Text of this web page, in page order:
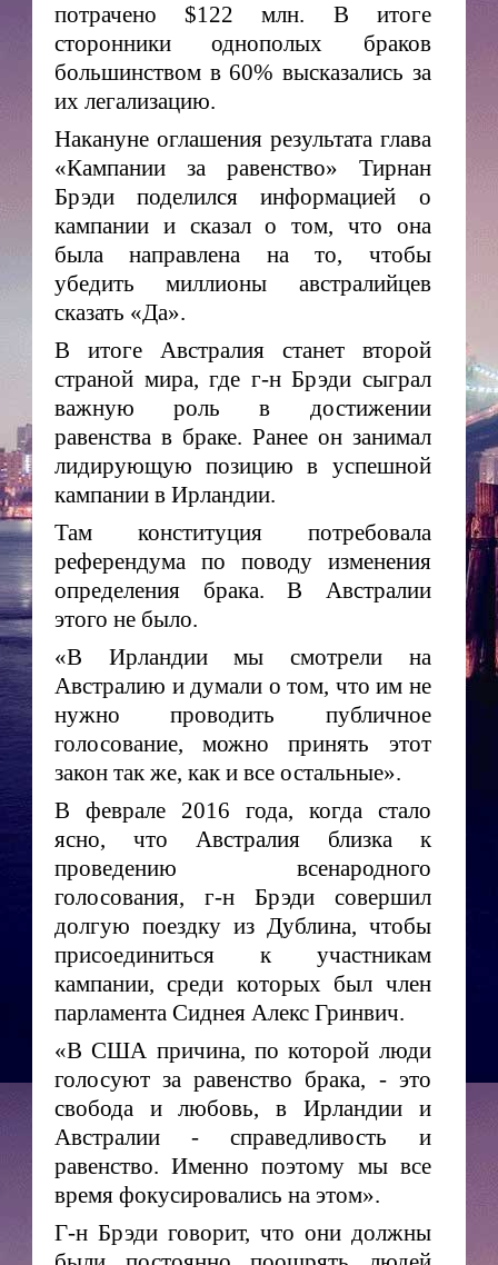
потрачено $122 млн. В итоге
сторонники однополых браков
большинством в 60% высказались за
их легализацию.
Накануне оглашения результата глава
«Кампании за равенство» Тирнан
Брэди поделился информацией о
кампании и сказал о том, что она
была направлена на то, чтобы
убедить миллионы австралийцев
сказать «Да».
В итоге Австралия станет второй
страной мира, где г-н Брэди сыграл
важную роль в достижении
равенства в браке. Ранее он занимал
лидирующую позицию в успешной
кампании в Ирландии.
Там конституция потребовала
референдума по поводу изменения
определения брака. В Австралии
этого не было.
«В Ирландии мы смотрели на
Австралию и думали о том, что им не
нужно проводить публичное
голосование, можно принять этот
закон так же, как и все остальные».
В феврале 2016 года, когда стало
ясно, что Австралия близка к
проведению всенародного
голосования, г-н Брэди совершил
долгую поездку из Дублина, чтобы
присоединиться к участникам
кампании, среди которых был член
парламента Сиднея Алекс Гринвич.
«В США причина, по которой люди
голосуют за равенство брака, - это
свобода и любовь, в Ирландии и
Австралии - справедливость и
равенство. Именно поэтому мы все
время фокусировались на этом».
Г-н Брэди говорит, что они должны